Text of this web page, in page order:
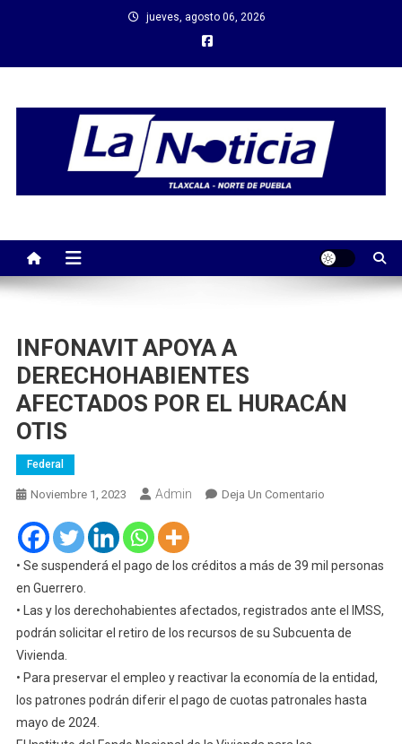
jueves, agosto 06, 2026
INFONAVIT APOYA A
DERECHOHABIENTES
AFECTADOS POR EL HURACÁN
OTIS
Federal
Noviembre 1, 2023 Admin Deja Un ComentarioEn
POR
EL
OTIS
• Se suspenderá el pago de los créditos a más de 39 mil personas
en Guerrero.
• Las y los derechohabientes afectados, registrados ante el IMSS,
podrán solicitar el retiro de los recursos de su Subcuenta de
Vivienda.
• Para preservar el empleo y reactivar la economía de la entidad,
los patrones podrán diferir el pago de cuotas patronales hasta
mayo de 2024.